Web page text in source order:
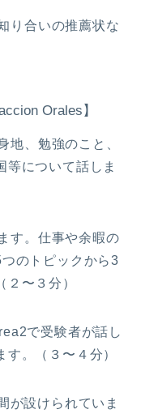
り合いの推薦状な
Orales】
地、勉強のこと、
等について話しま
す。仕事や余暇の
のトピックから3
〜３分）
で受験者が話し
。（３〜４分）
が設けられていま